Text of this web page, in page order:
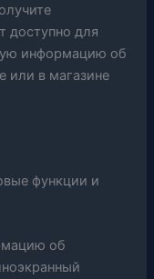
доступно для
информацию об
или в магазине
функции и
об